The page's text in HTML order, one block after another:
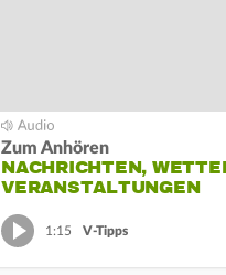
Zum Anhören
NACHRICHTEN,
VERANSTALTUNGEN
1:15 V-Tipps